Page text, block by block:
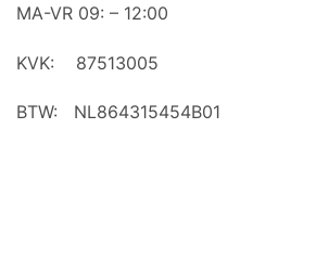
MA-VR 09: – 12:00
KVK: 87513005
BTW: NL864315454B01